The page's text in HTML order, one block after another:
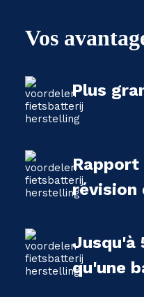
Vos
Plus
Rapport
révision
Jusqu'à
qu'une